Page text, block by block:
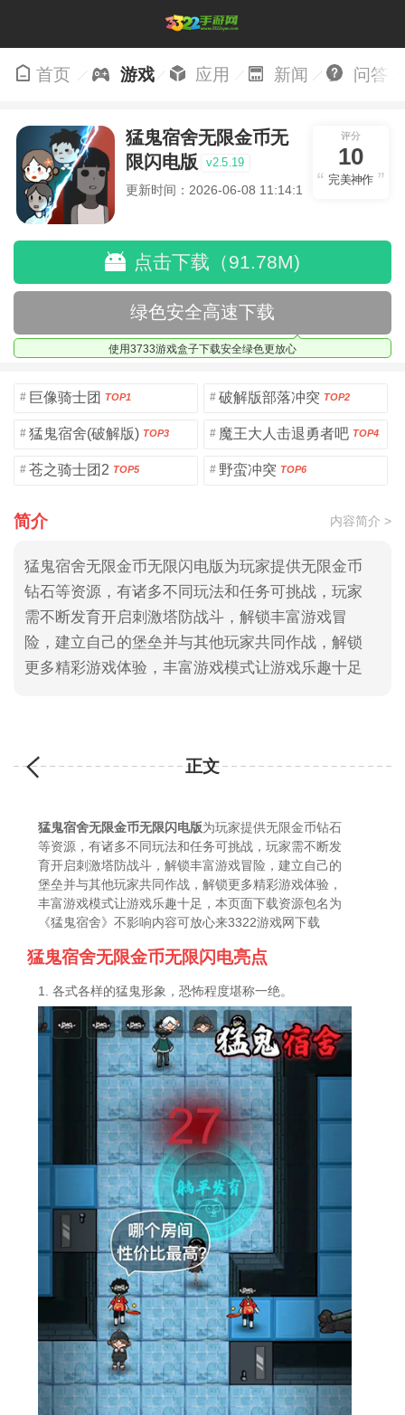
首页 游戏 应用 新闻 问答
猛鬼宿舍无限金币无
限闪电版
v2.5.19
更新时间：2026-06-08 11:14:14
评分
10
完美神作
点击下载（91.78M)
绿色安全高速下载
使用3733游戏盒子下载安全绿色更放心
# 巨像骑士团 TOP1 # 破解版部落冲突 TOP2
# 猛鬼宿舍(破解版) TOP3 # 魔王大人击退勇者吧 TOP4
# 苍之骑士团2 TOP5 # 野蛮冲突 TOP6
简介 内容简介 >
猛鬼宿舍无限金币无限闪电版为玩家提供无限金币
钻石等资源，有诸多不同玩法和任务可挑战，玩家
需不断发育开启刺激塔防战斗，解锁丰富游戏冒
险，建立自己的堡垒并与其他玩家共同作战，解锁
更多精彩游戏体验，丰富游戏模式让游戏乐趣十足
正文
猛鬼宿舍无限金币无限闪电版为玩家提供无限金币钻石
等资源，有诸多不同玩法和任务可挑战，玩家需不断发
育开启刺激塔防战斗，解锁丰富游戏冒险，建立自己的
堡垒并与其他玩家共同作战，解锁更多精彩游戏体验，
丰富游戏模式让游戏乐趣十足，本页面下载资源包名为
《猛鬼宿舍》不影响内容可放心来3322游戏网下载
猛鬼宿舍无限金币无限闪电亮点
1. 各式各样的猛鬼形象，恐怖程度堪称一绝。